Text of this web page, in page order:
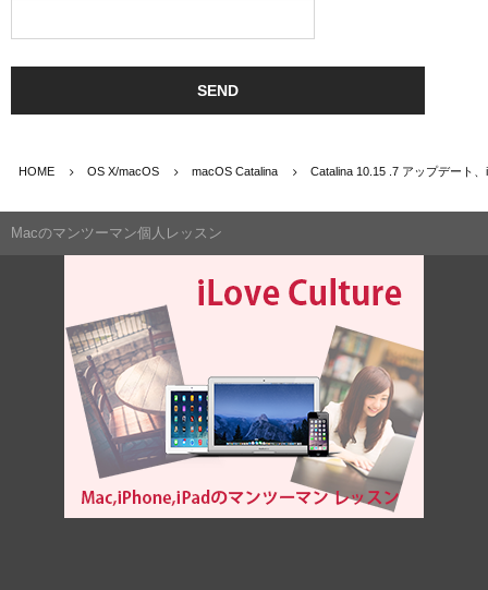
HOME OS X/macOS macOS Catalina Catalina 10.15 .7 アップデート
Macのマンツーマン個人レッスン